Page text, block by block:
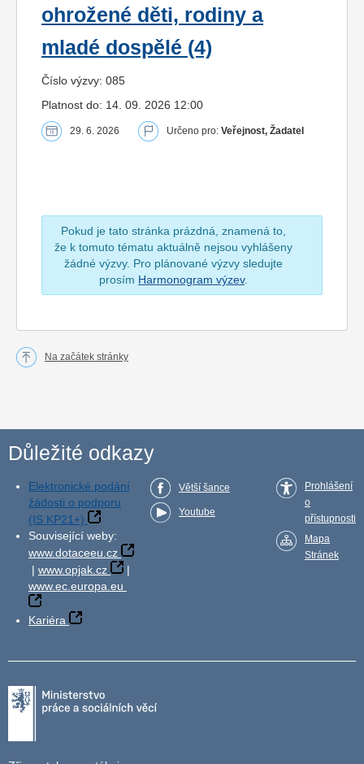
ohrožené děti, rodiny a
mladé dospělé (4)
Číslo výzvy: 085
Platnost do: 14. 09. 2026 12:00
29. 6. 2026 Určeno pro: Veřejnost, Žadatel
Pokud je tato stránka prázdná, znamená to,
že k tomuto tématu aktuálně nejsou vyhlášeny
žádné výzvy. Pro plánované výzvy sledujte
prosím Harmonogram výzev.
Na začátek stránky
Důležité odkazy
Elektronické podání
žádosti o podporu
(IS KP21+)
Související weby:
www.dotaceeu.cz
| www.opjak.cz
|
www.ec.europa.eu
Kariéra
Větší šance
Youtube
Prohlášení
o
přístupnosti
Mapa
Stránek